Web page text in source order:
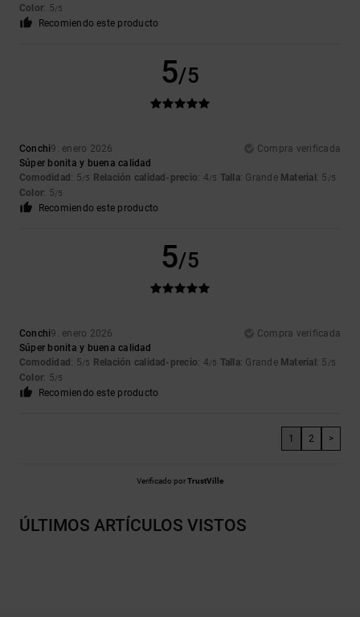
Color: 5/5
Recomiendo este producto
5/5
Conchi9. enero 2026
Compra verificada
Súper bonita y buena calidad
Comodidad : 5/5 Relación calidad-precio: 4/5 Talla: Grande Material : 5 /5
Color: 5/5
Recomiendo este producto
5/5
Conchi9. enero 2026
Compra verificada
Súper bonita y buena calidad
Comodidad : 5/5 Relación calidad-precio: 4/5 Talla: Grande Material : 5 /5
Color: 5/5
Recomiendo este producto
1 2 >
Verificado porTrustVille
ÚLTIMOS ARTÍCULOS VISTOS